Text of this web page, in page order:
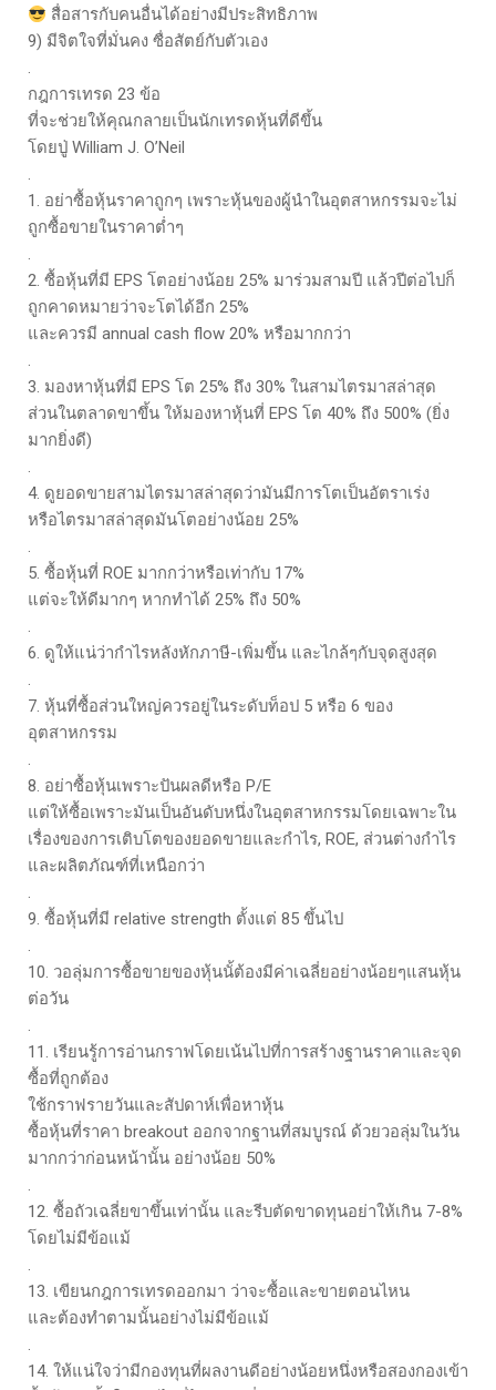
สื่อสารกับคนอื่นได้อย่างมีประสิทธิภาพ
9) มีจิตใจที่มั่นคง ซื่อสัตย์กับตัวเอง
.
กฎการเทรด 23 ข้อ
ที่จะช่วยให้คุณกลายเป็นนักเทรดหุ้นที่ดีขึ้น
โดยปู่ William J. O’Neil
.
1. อย่าซื้อหุ้นราคาถูกๆ เพราะหุ้นของผู้นำในอุตสาหกรรมจะไม่
ถูกซื้อขายในราคาต่ำๆ
.
2. ซื้อหุ้นที่มี EPS โตอย่างน้อย 25% มาร่วมสามปี แล้วปีต่อไปก็
ถูกคาดหมายว่าจะโตได้อีก 25%
และควรมี annual cash flow 20% หรือมากกว่า
.
3. มองหาหุ้นที่มี EPS โต 25% ถึง 30% ในสามไตรมาสล่าสุด
ส่วนในตลาดขาขึ้น ให้มองหาหุ้นที่ EPS โต 40% ถึง 500% (ยิ่ง
มากยิ่งดี)
.
4. ดูยอดขายสามไตรมาสล่าสุดว่ามันมีการโตเป็นอัตราเร่ง
หรือไตรมาสล่าสุดมันโตอย่างน้อย 25%
.
5. ซื้อหุ้นที่ ROE มากกว่าหรือเท่ากับ 17%
แต่จะให้ดีมากๆ หากทำได้ 25% ถึง 50%
.
6. ดูให้แน่ว่ากำไรหลังหักภาษี-เพิ่มขึ้น และไกล้ๆกับจุดสูงสุด
.
7. หุ้นที่ซื้อส่วนใหญ่ควรอยู่ในระดับท็อป 5 หรือ 6 ของ
อุตสาหกรรม
.
8. อย่าซื้อหุ้นเพราะปันผลดีหรือ P/E
แต่ให้ซื้อเพราะมันเป็นอันดับหนึ่งในอุตสาหกรรมโดยเฉพาะใน
เรื่องของการเติบโตของยอดขายและกำไร, ROE, ส่วนต่างกำไร
และผลิตภัณฑ์ที่เหนือกว่า
.
9. ซื้อหุ้นที่มี relative strength ตั้งแต่ 85 ขึ้นไป
.
10. วอลุ่มการซื้อขายของหุ้นนั้ต้องมีค่าเฉลี่ยอย่างน้อยๆแสนหุ้น
ต่อวัน
.
11. เรียนรู้การอ่านกราฟโดยเน้นไปที่การสร้างฐานราคาและจุด
ซื้อที่ถูกต้อง
ใช้กราฟรายวันและสัปดาห์เพื่อหาหุ้น
ซื้อหุ้นที่ราคา breakout ออกจากฐานที่สมบูรณ์ ด้วยวอลุ่มในวัน
มากกว่าก่อนหน้านั้น อย่างน้อย 50%
.
12. ซื้อถัวเฉลี่ยขาขึ้นเท่านั้น และรีบตัดขาดทุนอย่าให้เกิน 7-8%
โดยไม่มีข้อแม้
.
13. เขียนกฎการเทรดออกมา ว่าจะซื้อและขายตอนไหน
และต้องทำตามนั้นอย่างไม่มีข้อแม้
.
14. ให้แน่ใจว่ามีกองทุนที่ผลงานดีอย่างน้อยหนึ่งหรือสองกองเข้า